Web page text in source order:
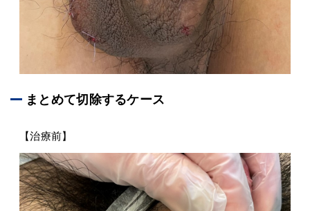
まとめて切除するケース
【治療前】